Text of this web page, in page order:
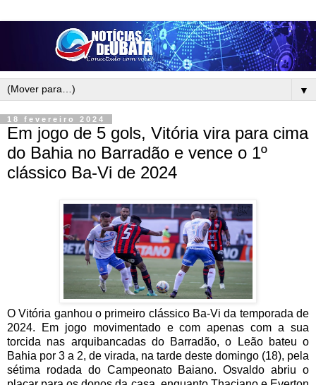
▼
18 fevereiro 2024
Em jogo de 5 gols, Vitória vira para cima
do Bahia no Barradão e vence o 1º
clássico Ba-Vi de 2024
O Vitória ganhou o primeiro clássico Ba-Vi da temporada de
2024. Em jogo movimentado e com apenas com a sua
torcida nas arquibancadas do Barradão, o Leão bateu o
Bahia por 3 a 2, de virada, na tarde deste domingo (18), pela
sétima rodada do Campeonato Baiano. Osvaldo abriu o